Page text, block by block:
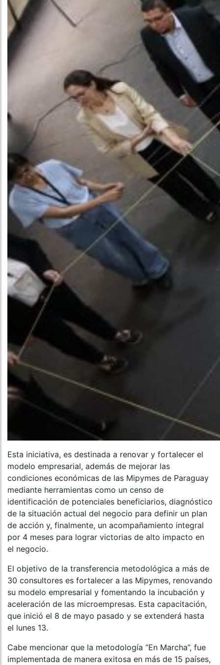
Esta iniciativa, es destinada a renovar y fortalecer el
modelo empresarial, además de mejorar las
condiciones económicas de las Mipymes de Paraguay
mediante herramientas como un censo de
identificación de potenciales beneficiarios, diagnóstico
de la situación actual del negocio para definir un plan
de acción y, finalmente, un acompañamiento integral
por 4 meses para lograr victorias de alto impacto en
el negocio.
El objetivo de la transferencia metodológica a más de
30 consultores es fortalecer a las Mipymes, renovando
su modelo empresarial y fomentando la incubación y
aceleración de las microempresas. Esta capacitación,
que inició el 8 de mayo pasado y se extenderá hasta
el lunes 13.
Cabe mencionar que la metodología “En Marcha”, fue
implementada de manera exitosa en más de 15 países,